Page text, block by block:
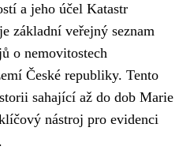
a jeho účel Katastr
základní veřejný seznam
o nemovitostech
České republiky. Tento
sahající až do dob Marie
nástroj pro evidenci